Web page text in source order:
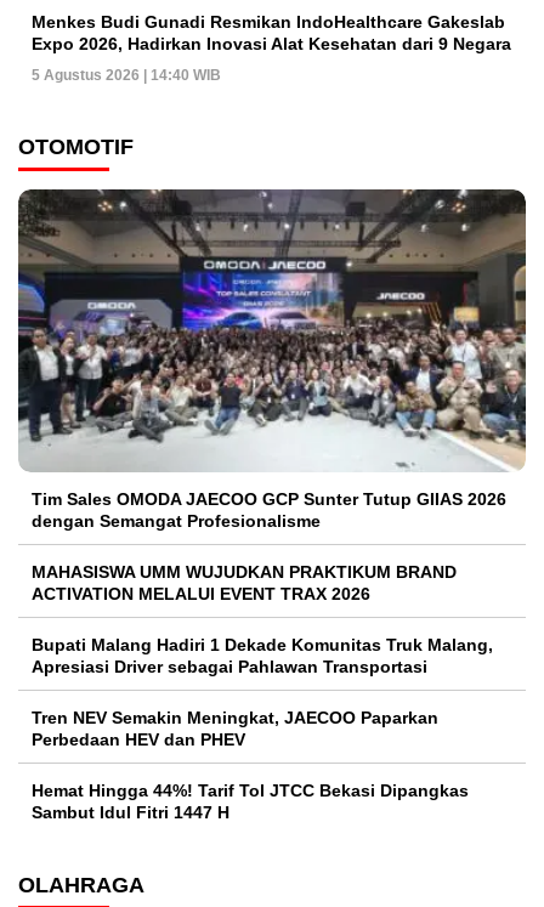
Menkes Budi Gunadi Resmikan IndoHealthcare Gakeslab
Expo 2026, Hadirkan Inovasi Alat Kesehatan dari 9 Negara
5 Agustus 2026 | 14:40 WIB
OTOMOTIF
Tim Sales OMODA JAECOO GCP Sunter Tutup GIIAS 2026
dengan Semangat Profesionalisme
MAHASISWA UMM WUJUDKAN PRAKTIKUM BRAND
ACTIVATION MELALUI EVENT TRAX 2026
Bupati Malang Hadiri 1 Dekade Komunitas Truk Malang,
Apresiasi Driver sebagai Pahlawan Transportasi
Tren NEV Semakin Meningkat, JAECOO Paparkan
Perbedaan HEV dan PHEV
Hemat Hingga 44%! Tarif Tol JTCC Bekasi Dipangkas
Sambut Idul Fitri 1447 H
OLAHRAGA